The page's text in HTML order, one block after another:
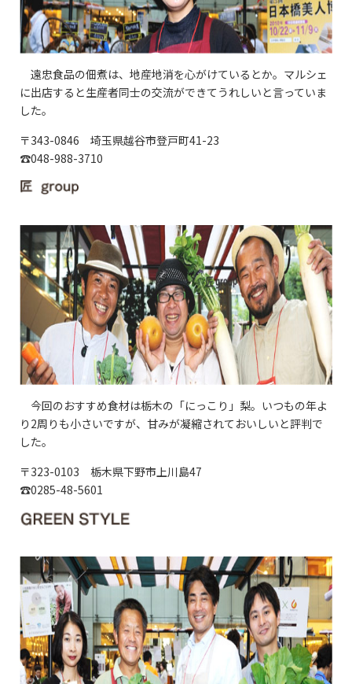
遠忠食品の佃煮は、地産地消を心がけているとか。マルシェ
に出店すると生産者同士の交流ができてうれしいと言っていま
した。
〒343-0846 埼玉県越谷市登戸町41-23
☎048-988-3710
今回のおすすめ食材は栃木の「にっこり」梨。いつもの年よ
り2周りも小さいですが、甘みが凝縮されておいしいと評判で
した。
〒323-0103 栃木県下野市上川島47
☎0285-48-5601